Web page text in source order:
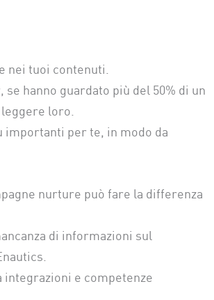
nei tuoi contenuti.
hanno guardato più del 50% di un
loro.
per te, in modo da
nurture può fare la differenza
di informazioni sul
integrazioni e competenze